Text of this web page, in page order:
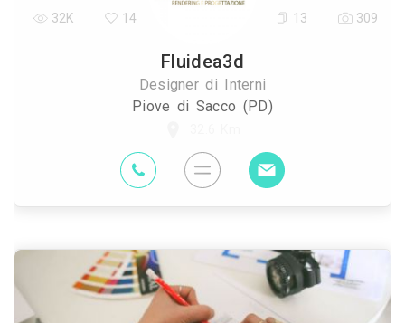
Fluidea3d
Designer di Interni
Piove di Sacco (PD)
32K 14 13 309